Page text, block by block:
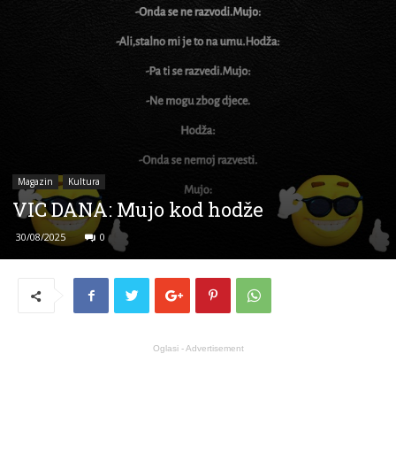
Magazin Kultura
VIC DANA: Mujo kod hodže
30/08/2025 0
Oglasi - Advertisement